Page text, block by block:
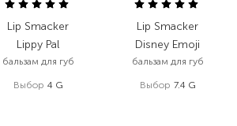
Lip Smacker
Lippy Pal
бальзам для губ
Выбор 4 G
Lip Smacker
Disney Emoji
бальзам для губ
Выбор 7.4 G